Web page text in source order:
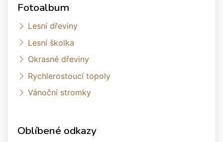
Fotoalbum
Lesní dřeviny
Lesní školka
Okrasné dřeviny
Rychlerostoucí topoly
Vánoční stromky
Oblíbené odkazy